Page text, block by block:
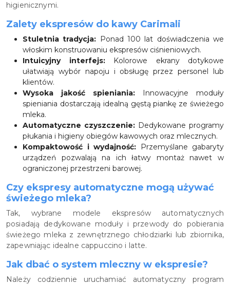
higienicznymi.
Zalety ekspresów do kawy Carimali
Stuletnia tradycja: Ponad 100 lat doświadczenia we
włoskim konstruowaniu ekspresów ciśnieniowych.
Intuicyjny interfejs:Kolorowe ekrany dotykowe
ułatwiają wybór napoju i obsługę przez personel lub
klientów.
Wysoka jakość spieniania: Innowacyjne moduły
spieniania dostarczają idealną gęstą piankę ze świeżego
mleka.
Automatyczne czyszczenie: Dedykowane programy
płukania i higieny obiegów kawowych oraz mlecznych.
Kompaktowość i wydajność: Przemyślane gabaryty
urządzeń pozwalają na ich łatwy montaż nawet w
ograniczonej przestrzeni barowej.
Czy ekspresy automatyczne mogą używać
świeżego mleka?
Tak, wybrane modele ekspresów automatycznych
posiadają dedykowane moduły i przewody do pobierania
świeżego mleka z zewnętrznego chłodziarki lub zbiornika,
zapewniając idealne cappuccino i latte.
Jak dbać o system mleczny w ekspresie?
Należy codziennie uruchamiać automatyczny program